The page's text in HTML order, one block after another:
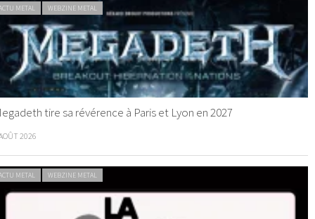
METAL WEBZINE METAL
tire sa révérence à Paris et Lyon en 2027
2026
METAL WEBZINE METAL